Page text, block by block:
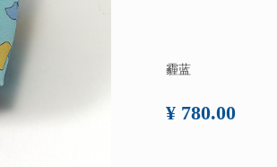
霾蓝
¥ 780.00